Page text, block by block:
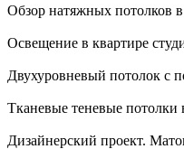
Обзор натяжных потолков
Освещение в квартире
Двухуровневый потолок с
Тканевые теневые потолки
Дизайнерский проект.